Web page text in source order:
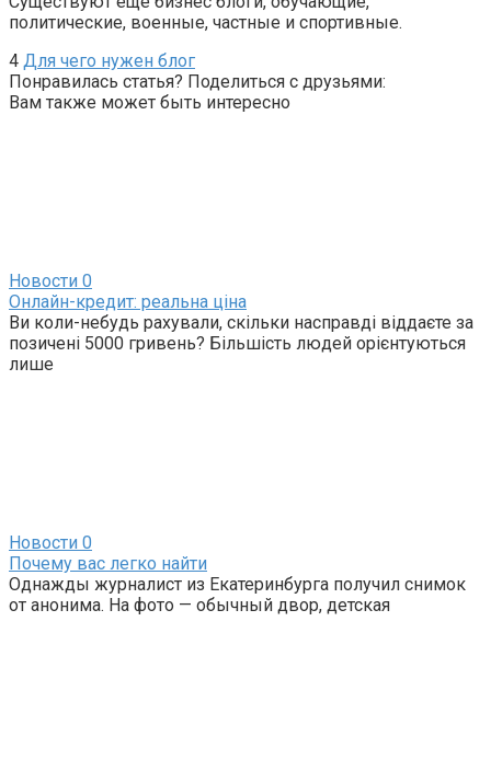
политические, военные, частные и спортивные.
4 Для чего нужен блог
Понравилась статья? Поделиться с друзьями:
Вам также может быть интересно
Новости 0
Онлайн-кредит: реальна ціна
Ви коли-небудь рахували, скільки насправді віддаєте за
позичені 5000 гривень? Більшість людей орієнтуються
лише
Новости 0
Почему вас легко найти
Однажды журналист из Екатеринбурга получил снимок
от анонима. На фото — обычный двор, детская